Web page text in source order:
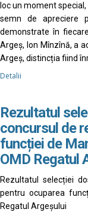
loc un moment
semn de apreciere
demonstrate în
Argeș, Ion Mînzînă, a
Argeș, distincția fiind
Detalii
Rezultatul
concursul de
funcției de
OMD Regatul
Rezultatul selecției
pentru ocuparea
Regatul Argeșului